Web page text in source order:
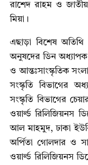
রাশেদ রাহম ও
মিয়া।
এছাড়া বিশেষ অতিথি
অনুষদের ডিন অধ্যাপক
ও আন্তঃসাংস্কৃতিক
সংস্কৃতি বিভাগের
সংস্কৃতি বিভাগের
ওয়ার্ল্ড রিলিজিয়নস
আল মাহমুদ, ঢাকা
অর্পিতা গোলদার ও
ওয়ার্ল্ড রিলিজিয়নস